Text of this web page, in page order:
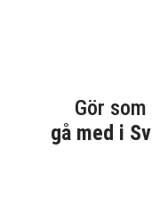
Gör
gå med i